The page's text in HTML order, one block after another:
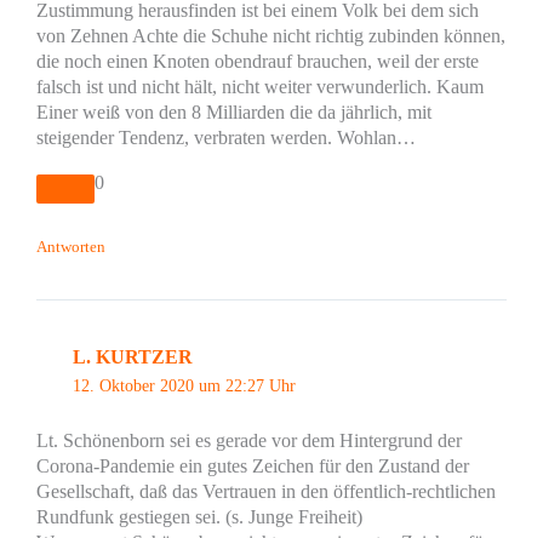
Zustimmung herausfinden ist bei einem Volk bei dem sich
von Zehnen Achte die Schuhe nicht richtig zubinden können,
die noch einen Knoten obendrauf brauchen, weil der erste
falsch ist und nicht hält, nicht weiter verwunderlich. Kaum
Einer weiß von den 8 Milliarden die da jährlich, mit
steigender Tendenz, verbraten werden. Wohlan…
0
Antworten
L. KURTZER
12. Oktober 2020 um 22:27 Uhr
Lt. Schönenborn sei es gerade vor dem Hintergrund der
Corona-Pandemie ein gutes Zeichen für den Zustand der
Gesellschaft, daß das Vertrauen in den öffentlich-rechtlichen
Rundfunk gestiegen sei. (s. Junge Freiheit)